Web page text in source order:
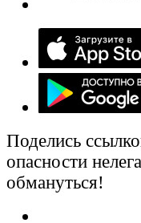
Поделись
опасности
обмануться!